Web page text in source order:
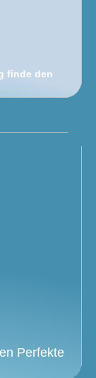
finde den
Perfekte